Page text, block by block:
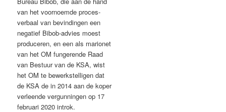
van het voornoemde proces-
verbaal van bevindingen een
negatief Bibob-advies moest
produceren, en een als marionet
van het OM fungerende Raad
van Bestuur van de KSA, wist
het OM te bewerkstelligen dat
de KSA de in 2014 aan de koper
verleende vergunningen op 17
februari 2020 introk.